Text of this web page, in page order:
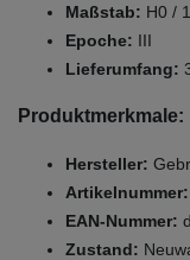
Maßstab: H0 /
Epoche: III
Lieferumfang:
Produktmerkmale:
Hersteller:
Artikelnummer:
EAN-Nummer:
Zustand: